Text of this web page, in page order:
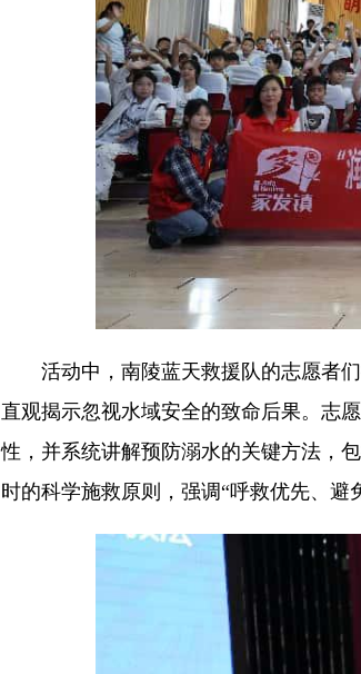
活动中，南陵蓝天救援队的志愿者们
直观揭示忽视水域安全的致命后果。志
性，并系统讲解预防溺水的关键方法，
时的科学施救原则，强调“呼救优先、避